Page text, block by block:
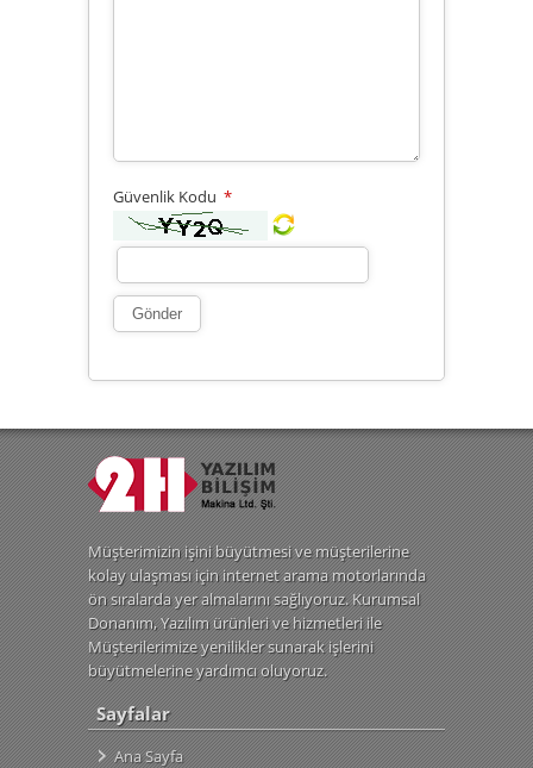
Güvenlik Kodu *
Müşterimizin işini büyütmesi ve müşterilerine
kolay ulaşması için internet arama motorlarında
ön sıralarda yer almalarını sağlıyoruz. Kurumsal
Donanım, Yazılım ürünleri ve hizmetleri ile
Müşterilerimize yenilikler sunarak işlerini
büyütmelerine yardımcı oluyoruz.
Sayfalar
Ana Sayfa